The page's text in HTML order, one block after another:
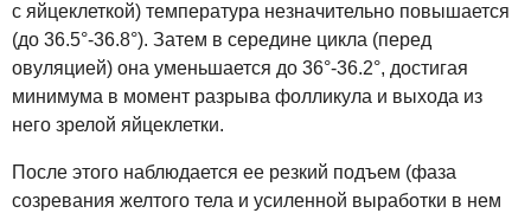
с яйцеклеткой) температура незначительно повышается
(до 36.5°-36.8°). Затем в середине цикла (перед
овуляцией) она уменьшается до 36°-36.2°, достигая
минимума в момент разрыва фолликула и выхода из
него зрелой яйцеклетки.
После этого наблюдается ее резкий подъем (фаза
созревания желтого тела и усиленной выработки в нем